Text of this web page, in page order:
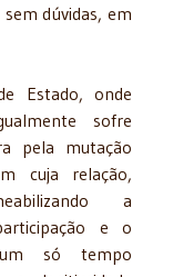
dúvidas, em
Estado, onde
sofre
pela mutação
cuja relação,
a
e o
só tempo